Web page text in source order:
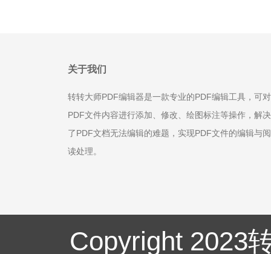
关于我们
转转大师PDF编辑器是一款专业的PDF编辑工具，可对
PDF文件内容进行添加、修改、绘图标注等操作，解决
了PDF文档无法编辑的难题，实现PDF文件的编辑与阅
读处理。
Copyright 2023